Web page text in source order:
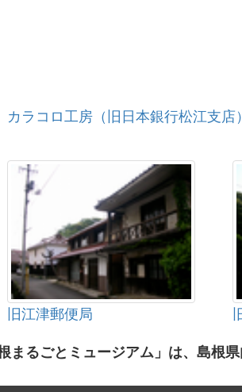
カラコロ工房（旧日本銀行松江支店
旧江津郵便局
根まるごとミュージアム」は、島根